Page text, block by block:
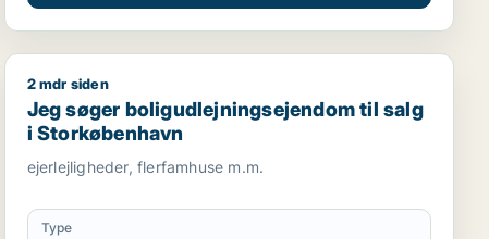
i København K, Vesterbro eller Frederiksberg m.fl.
Jeg søger boligudlejningsejendom til salg i
2 mdr siden
Jeg søger boligudlejningsejendom til salg
i Storkøbenhavn
ejerlejligheder, flerfamhuse m.m.
Type